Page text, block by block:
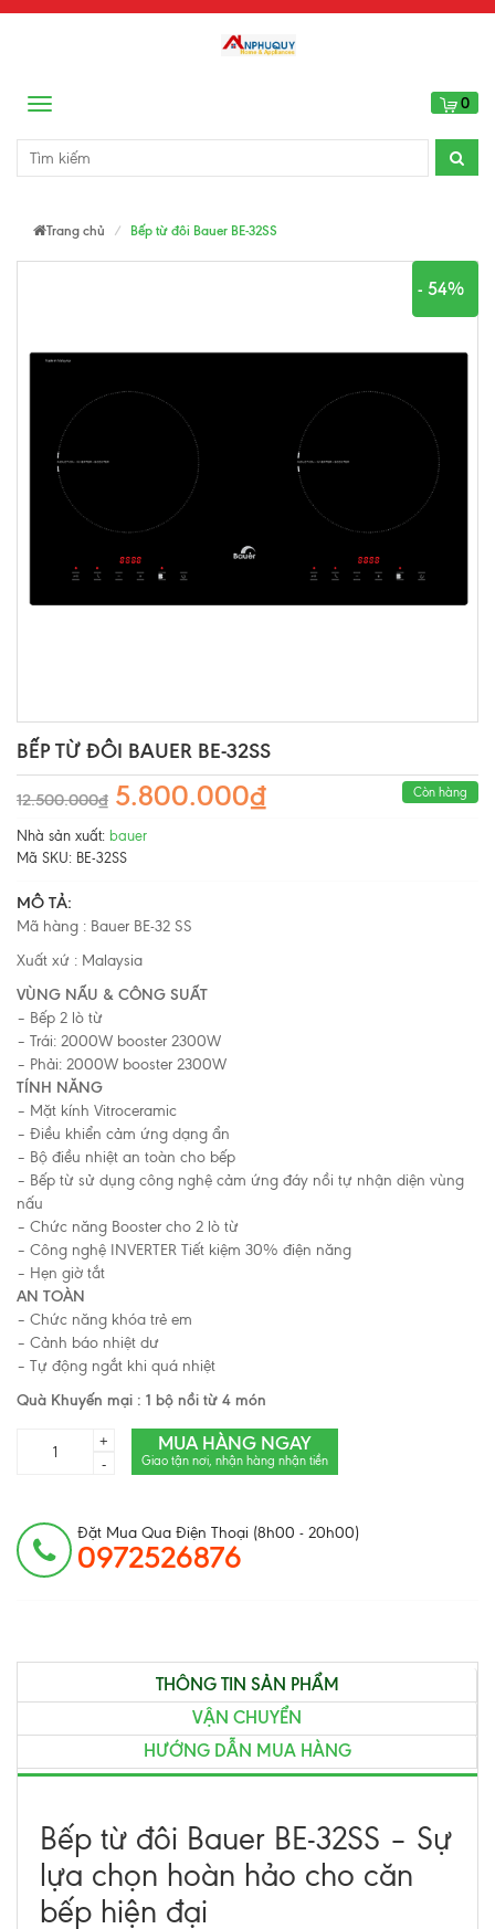
Menu 0
Trang chủ Bếp từ đôi Bauer BE-32SS
- 54%
BẾP TỪ ĐÔI BAUER BE-32SS
12.500.000₫ 5.800.000₫ Còn hàng
Nhà sản xuất: bauer
Mã SKU: BE-32SS
MÔ TẢ:
Mã hàng : Bauer BE-32 SS
Xuất xứ : Malaysia
VÙNG NẤU & CÔNG SUẤT
– Bếp 2 lò từ
– Trái: 2000W booster 2300W
– Phải: 2000W booster 2300W
TÍNH NĂNG
– Mặt kính Vitroceramic
– Ðiều khiển cảm ứng dạng ẩn
– Bộ điều nhiệt an toàn cho bếp
– Bếp từ sử dụng công nghệ cảm ứng đáy nồi tự nhận diện vùng
nấu
– Chức năng Booster cho 2 lò từ
– Công nghệ INVERTER Tiết kiệm 30% điện năng
– Hẹn giờ tắt
AN TOÀN
– Chức năng khóa trẻ em
– Cảnh báo nhiệt dư
– Tự động ngắt khi quá nhiệt
Quà Khuyến mại : 1 bộ nồi từ 4 món
+
-
MUA HÀNG NGAY
Giao tận nơi, nhận hàng nhận tiền
Đặt Mua Qua Điện Thoại (8h00 - 20h00)
0972526876
THÔNG TIN SẢN PHẨM
VẬN CHUYỂN
HƯỚNG DẪN MUA HÀNG
Bếp từ đôi Bauer BE-32SS – Sự
lựa chọn hoàn hảo cho căn
bếp hiện đại